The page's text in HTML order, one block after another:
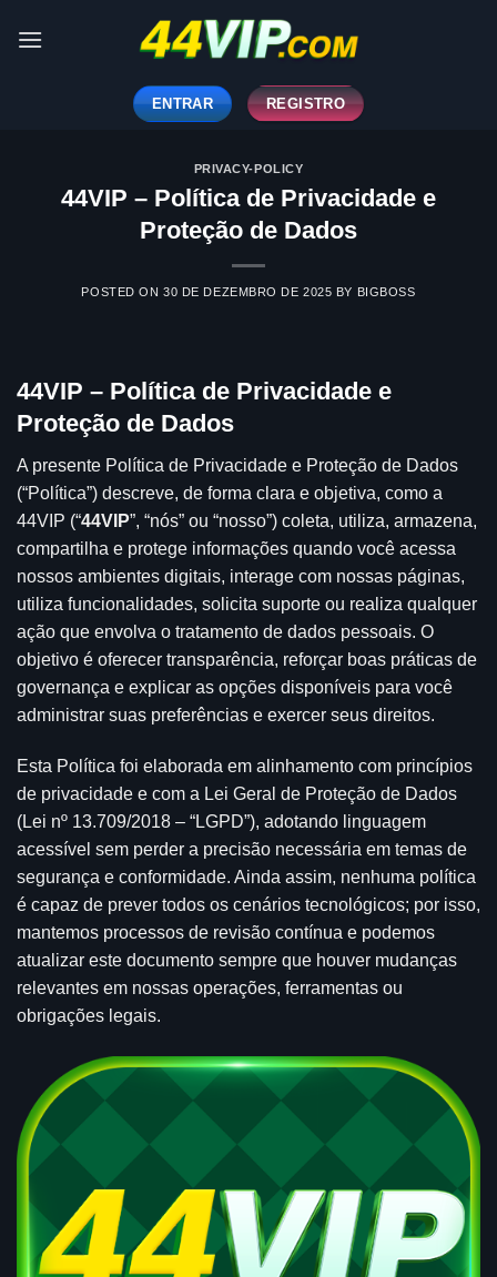
ENTRAR REGISTRO
PRIVACY-POLICY
44VIP – Política de Privacidade e
Proteção de Dados
POSTED ON30 DE DEZEMBRO DE 2025 BY BIGBOSS
44VIP – Política de Privacidade e
Proteção de Dados
A presente Política de Privacidade e Proteção de Dados
(“Política”) descreve, de forma clara e objetiva, como a
44VIP (“44VIP”, “nós” ou “nosso”) coleta, utiliza, armazena,
compartilha e protege informações quando você acessa
nossos ambientes digitais, interage com nossas páginas,
utiliza funcionalidades, solicita suporte ou realiza qualquer
ação que envolva o tratamento de dados pessoais. O
objetivo é oferecer transparência, reforçar boas práticas de
governança e explicar as opções disponíveis para você
administrar suas preferências e exercer seus direitos.
Esta Política foi elaborada em alinhamento com princípios
de privacidade e com a Lei Geral de Proteção de Dados
(Lei nº 13.709/2018 – “LGPD”), adotando linguagem
acessível sem perder a precisão necessária em temas de
segurança e conformidade. Ainda assim, nenhuma política
é capaz de prever todos os cenários tecnológicos; por isso,
mantemos processos de revisão contínua e podemos
atualizar este documento sempre que houver mudanças
relevantes em nossas operações, ferramentas ou
obrigações legais.